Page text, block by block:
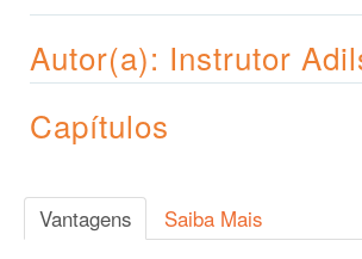
Autor(a): Instrutor
Capítulos
Vantagens Saiba Mais